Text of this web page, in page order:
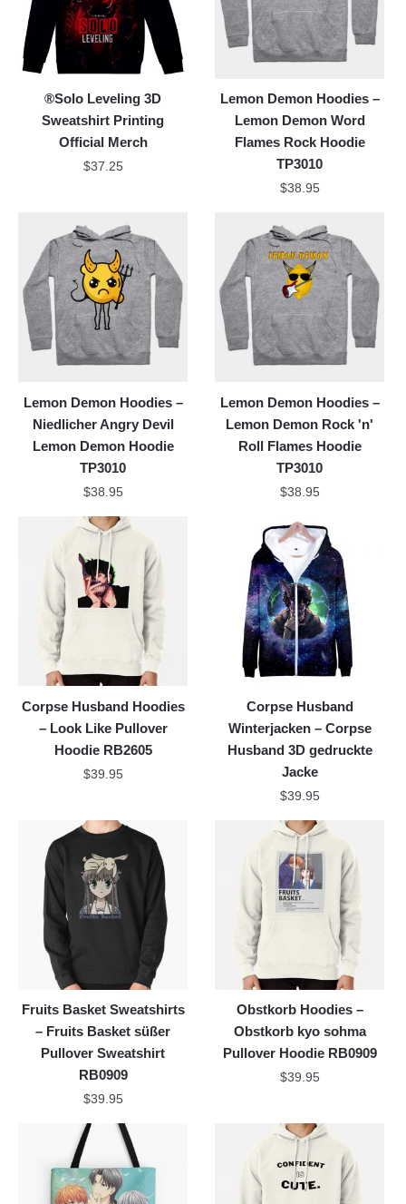
®Solo Leveling 3D
Sweatshirt Printing
Official Merch
$37.25
Lemon Demon Hoodies –
Lemon Demon Word
Flames Rock Hoodie
TP3010
$38.95
Lemon Demon Hoodies –
Niedlicher Angry Devil
Lemon Demon Hoodie
TP3010
$38.95
Lemon Demon Hoodies –
Lemon Demon Rock 'n'
Roll Flames Hoodie
TP3010
$38.95
Corpse Husband Hoodies
– Look Like Pullover
Hoodie RB2605
$39.95
Corpse Husband
Winterjacken – Corpse
Husband 3D gedruckte
Jacke
$39.95
Fruits Basket Sweatshirts
– Fruits Basket süßer
Pullover Sweatshirt
RB0909
$39.95
Obstkorb Hoodies –
Obstkorb kyo sohma
Pullover Hoodie RB0909
$39.95